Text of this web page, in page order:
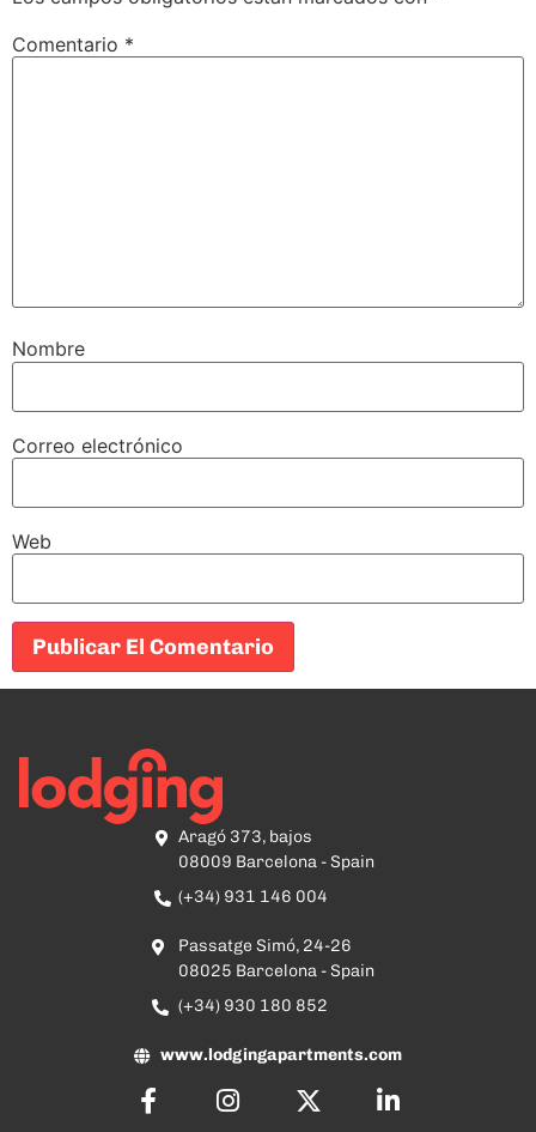
Comentario *
Nombre
Correo electrónico
Web
Aragó 373, bajos
08009 Barcelona - Spain
(+34) 931 146 004
Passatge Simó, 24-26
08025 Barcelona - Spain
(+34) 930 180 852
www.lodgingapartments.com